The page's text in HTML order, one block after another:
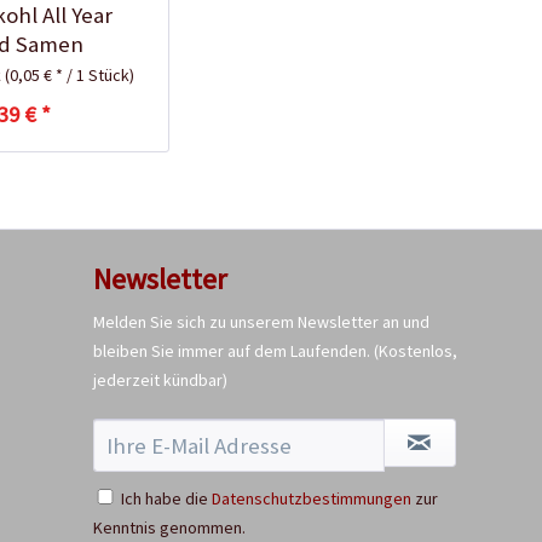
All Year
Samen
(0,05 € * / 1 Stück)
€ *
Jetzt bestellen
Newsletter
Melden Sie sich zu unserem Newsletter an und
bleiben Sie immer auf dem Laufenden. (Kostenlos,
jederzeit kündbar)
Ich habe die Datenschutzbestimmungen zur
Kenntnis genommen.